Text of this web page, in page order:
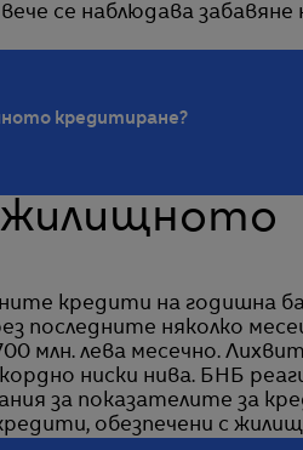
се наблюдава забавяне
кредитиране?
жилищното
кредити на годишна
последните няколко
млн. лева месечно.
ниски нива. БНБ
за показателите за
обезпечени с